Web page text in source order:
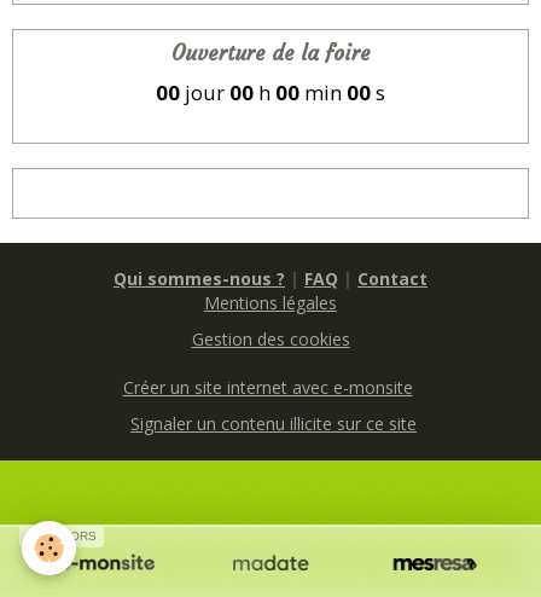
Ouverture de la foire
00 jour 00 h 00 min 00s
Qui sommes-nous ? | FAQ | Contact
Mentions légales
Gestion des cookies
Créer un site internet avec e-monsite
Signaler un contenu illicite sur ce site
SPONSORS